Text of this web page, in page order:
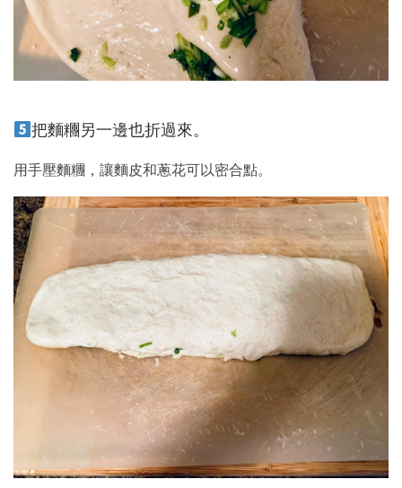
把麵糰另一邊也折過來。
用手壓麵糰，讓麵皮和蔥花可以密合點。